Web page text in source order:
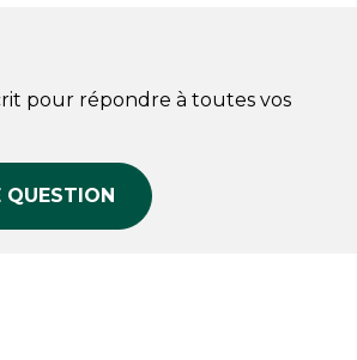
pour répondre à toutes vos
QUESTION